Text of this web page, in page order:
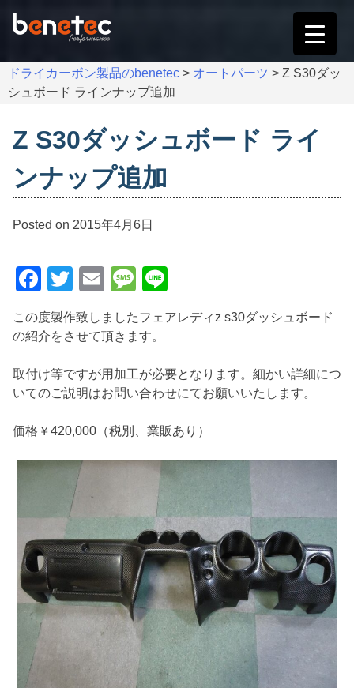
ドライカーボン製品のbenetec > オートパーツ > Z S30ダッ
シュボード ラインナップ追加
Z S30ダッシュボード ライ
ンナップ追加
Posted on 2015年4月6日
Facebook
Twitter
EmailMessage
この度製作致しましたフェアレディz s30ダッシュボード
の紹介をさせて頂きます。
取付け等ですが用加工が必要となります。細かい詳細につ
いてのご説明はお問い合わせにてお願いいたします。
価格￥420,000（税別、業販あり）